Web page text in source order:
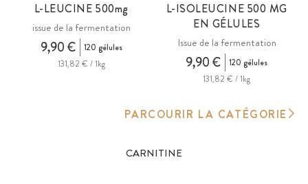
L-LEUCINE 500mg
issue de la fermentation
9,90 €
120 gélules
131,82 € / 1kg
L-ISOLEUCINE 500 MG
EN GÉLULES
Issue de la fermentation
9,90 €
120 gélules
131,82 € / 1kg
PARCOURIR LA CATÉGORIE
CARNITINE